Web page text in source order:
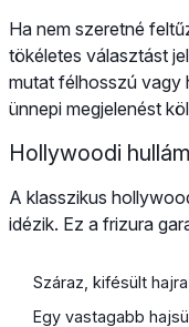
Ha nem szeretné
tökéletes választást
mutat félhosszú vagy
ünnepi megjelenést
Hollywoodi
A klasszikus
idézik. Ez a frizura
Száraz, kifésült
Egy vastagabb